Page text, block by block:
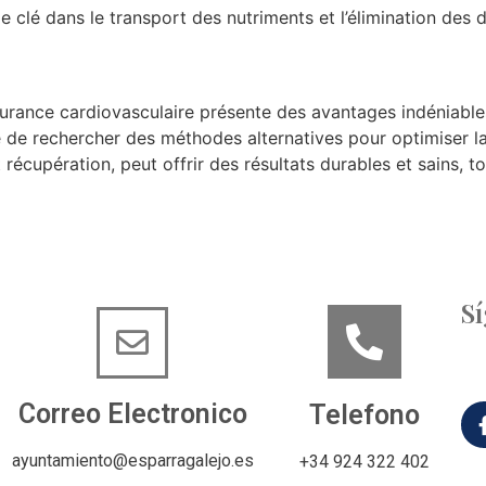
clé dans le transport des nutriments et l’élimination des
cardiovasculaire présente des avantages
rechercher des méthodes alternatives pour optimiser
peut offrir des résultats durables et sains,
Correo Electronico
ayuntamiento@esparragalejo.es
Telefono
+34 924 322 402